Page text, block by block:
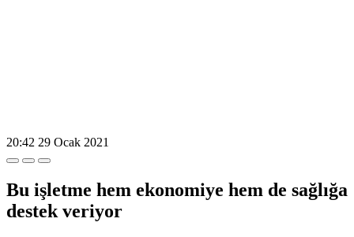
20:42 29 Ocak 2021
Bu işletme hem ekonomiye hem de sağlığa
destek veriyor